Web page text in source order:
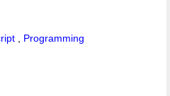
Programming